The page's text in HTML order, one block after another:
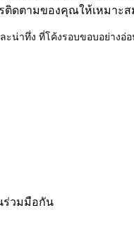
ตามของคุณให้เหมาะ
ะน่าทึ่ง ที่โค้งรอบขอบอย่าง
ร่วมมือกัน